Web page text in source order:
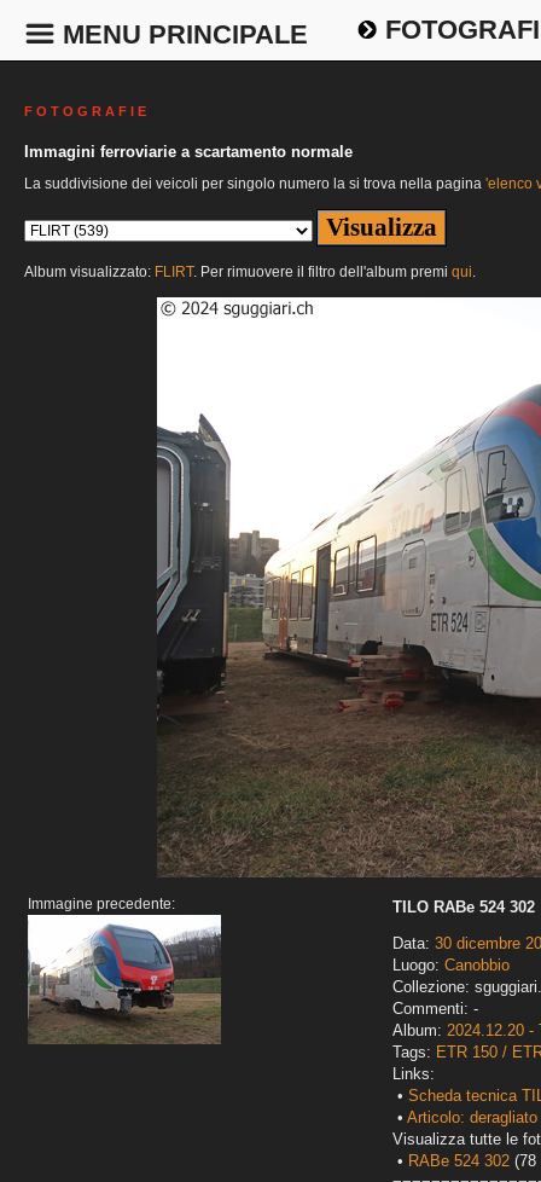
MENU PRINCIPALE
F O T O G R A F I E
Immagini ferroviarie a scartamento normale
La suddivisione dei veicoli per singolo numero la si trova nella pagina 'elenco
Album visualizzato: FLIRT. Per rimuovere il filtro dell'album premi qui.
Immagine precedente:
TILO RABe 524 302
Data: 30 dicembre
Luogo: Canobbio
Collezione:
Commenti: -
Album: 2024.12.20 -
Tags: ETR 150 /
Links:
• Scheda tecnica
• Articolo:
Visualizza tutte le
• RABe 524 302 (78